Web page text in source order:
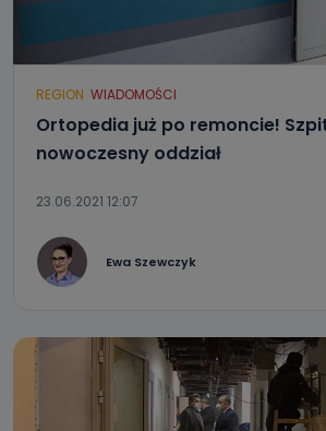
REGION WIADOMOŚCI
Ortopedia już po remoncie!
nowoczesny oddział
23.06.2021 12:07
Ewa Szewczyk